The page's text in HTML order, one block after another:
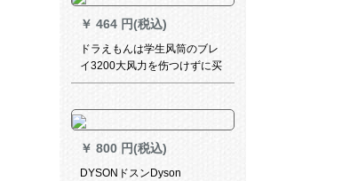
します。
￥ 464 円(税込)
ドラえもんは学生风筒のブレ
イ3200大风力を伤つけずに买
ってきました。
￥ 800 円(税込)
DYSONドスンDyson